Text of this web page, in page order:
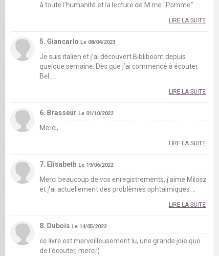
à toute l'humanité et la lecture de M.me "Pomme" ...
LIRE LA SUITE
5. Giancarlo Le 08/04/2023
Je suis italien et j’ai découvert Bibliboom depuis
quelque semaine. Dès que j’ai commencé à écouter
Bel ...
LIRE LA SUITE
6. Brasseur Le 01/10/2022
Merci,
LIRE LA SUITE
7. Elisabeth Le 19/06/2022
Merci beaucoup de vos enregistrements, j'aime Milosz
et j'ai actuellement des problèmes ophtalmiques ...
LIRE LA SUITE
8. Dubois Le 14/05/2022
ce livre est merveilleusement lu, une grande joie que
de l'écouter, merci:)